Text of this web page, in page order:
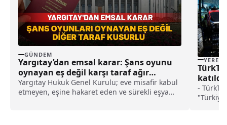
GÜNDEM
Yargıtay’dan emsal karar: Şans oyunu
oynayan eş değil karşı taraf ağır
kusurlu sayıldı
Yargıtay Hukuk Genel Kurulu; eve misafir kabul
etmeyen, eşine hakaret eden ve sürekli eşya
YEREL
-